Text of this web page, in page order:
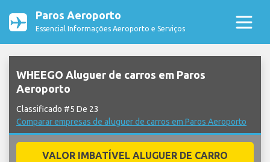
Paros Aeroporto
Essencial Informações Aeroporto e Serviços
WHEEGO Aluguer de carros em Paros
Aeroporto
Classificado #5 De 23
Comparar empresas de aluguer de carros em Paros Aeroporto
VALOR IMBATÍVEL ALUGUER DE CARRO